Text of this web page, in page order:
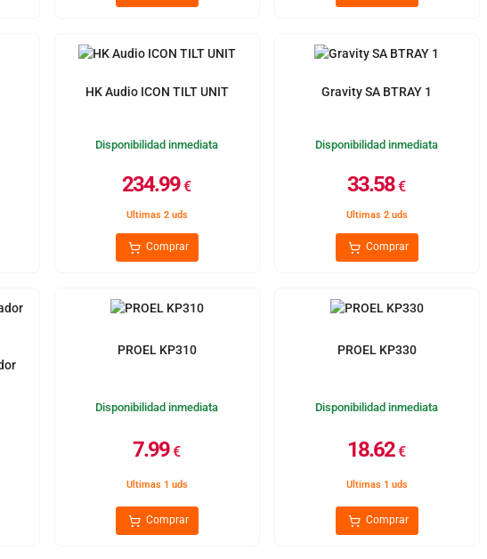
HK Audio ICON TILT UNIT
Disponibilidad inmediata
234.99€
Ultimas 2 uds
Comprar
Gravity SA BTRAY 1
Disponibilidad inmediata
33.58€
Ultimas 2 uds
Comprar
PROEL KP310
Disponibilidad inmediata
7.99€
Ultimas 1 uds
Comprar
PROEL KP330
Disponibilidad inmediata
18.62€
Ultimas 1 uds
Comprar